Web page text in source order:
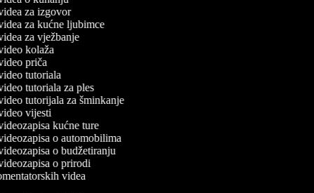
za izgovor
za kućne ljubimce
za vježbanje
kolaža
priča
tutoriala
tutoriala za ples
tutorijala za šminkanje
vijesti
kućne ture
o automobilima
o budžetiranju
o prirodi
videa